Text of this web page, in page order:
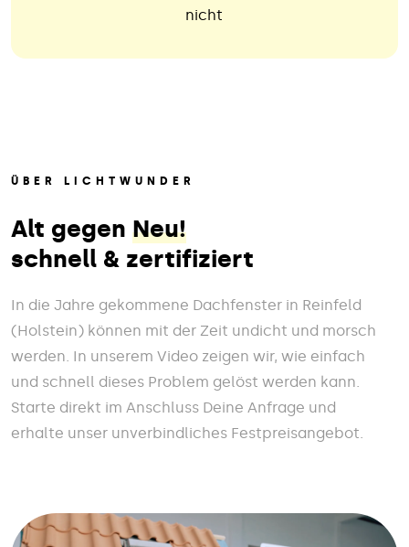
nicht
ÜBER LICHTWUNDER
Alt gegen Neu!
schnell & zertifiziert
In die Jahre gekommene Dachfenster in Reinfeld
(Holstein) können mit der Zeit undicht und morsch
werden. In unserem Video zeigen wir, wie einfach
und schnell dieses Problem gelöst werden kann.
Starte direkt im Anschluss Deine Anfrage und
erhalte unser unverbindliches Festpreisangebot.